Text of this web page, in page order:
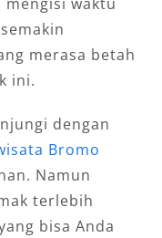
merasa betah
ini.
dengan
Bromo
Namun
terlebih
bisa Anda